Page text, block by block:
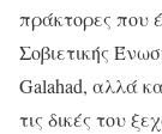
πράκτορες που
Σοβιετικής
Galahad, αλλά
τις δικές του